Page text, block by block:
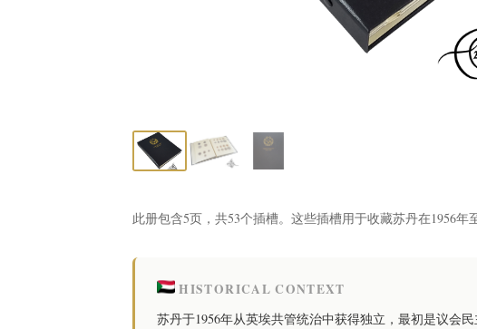
此册包含5页，共53个插槽。这些插槽用于收藏苏丹在1956
HISTORICAL CONTEXT
苏丹于1956年从英埃共管统治中获得独立，最初是议会